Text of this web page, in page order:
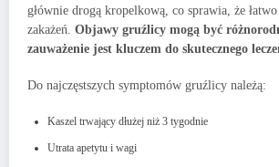
głównie drogą kropelkową, co sprawia, że
zakażeń. Objawy gruźlicy mogą być
zauważenie jest kluczem do skutecznego
Do najczęstszych symptomów gruźlicy należą:
Kaszel trwający dłużej niż 3 tygodnie
Utrata apetytu i wagi